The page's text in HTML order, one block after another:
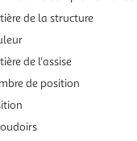
de la structure
de l'assise
de position